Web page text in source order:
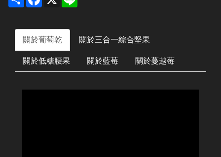
關於葡萄乾 關於三合一綜合堅果
關於低糖腰果 關於藍莓 關於蔓越莓